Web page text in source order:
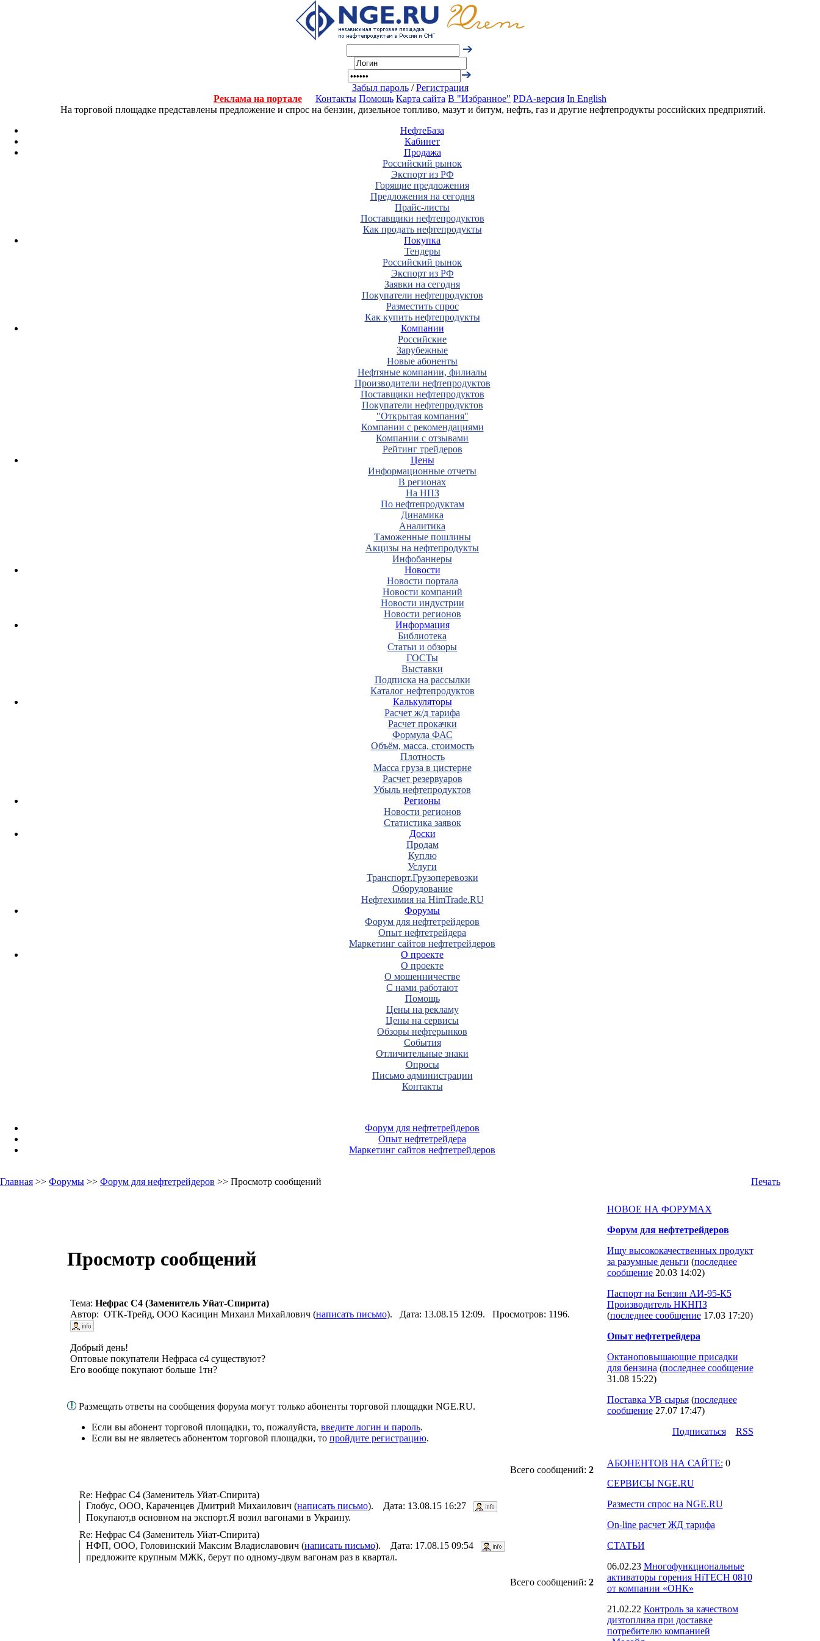
Забыл пароль/Регистрация
Реклама на портале
Контакты Помощь Карта сайта В "Избранное" PDA-версия In English
На торговой площадке представлены предложение и спрос на бензин, дизельное топливо, мазут и битум, нефть, газ и другие нефтепродукты российских предприятий.
НефтеБаза
Кабинет
Продажа
Российский рынок
Экспорт из РФ
Горящие предложения
Предложения на сегодня
Прайс-листы
Поставщики нефтепродуктов
Как продать нефтепродукты
Покупка
Тендеры
Российский рынок
Экспорт из РФ
Заявки на сегодня
Покупатели нефтепродуктов
Разместить спрос
Как купить нефтепродукты
Компании
Российские
Зарубежные
Новые абоненты
Нефтяные компании, филиалы
Производители нефтепродуктов
Поставщики нефтепродуктов
Покупатели нефтепродуктов
"Открытая компания"
Компании с рекомендациями
Компании с отзывами
Рейтинг трейдеров
Цены
Информационные отчеты
В регионах
На НПЗ
По нефтепродуктам
Динамика
Аналитика
Таможенные пошлины
Акцизы на нефтепродукты
Инфобаннеры
Новости
Новости портала
Новости компаний
Новости индустрии
Новости регионов
Информация
Библиотека
Статьи и обзоры
ГОСТы
Выставки
Подписка на рассылки
Каталог нефтепродуктов
Калькуляторы
Расчет ж/д тарифа
Расчет прокачки
Формула ФАС
Объём, масса, стоимость
Плотность
Масса груза в цистерне
Расчет резервуаров
Убыль нефтепродуктов
Регионы
Новости регионов
Статистика заявок
Доски
Продам
Куплю
Услуги
Транспорт.Грузоперевозки
Оборудование
Нефтехимия на HimTrade.RU
Форумы
Форум для нефтетрейдеров
Опыт нефтетрейдера
Маркетинг сайтов нефтетрейдеров
О проекте
О проекте
О мошенничестве
С нами работают
Помощь
Цены на рекламу
Цены на сервисы
Обзоры нефтерынков
События
Отличительные знаки
Опросы
Письмо администрации
Контакты
Форум для нефтетрейдеров
Опыт нефтетрейдера
Маркетинг сайтов нефтетрейдеров
Главная >> Форумы >> Форум для нефтетрейдеров >> Просмотр сообщений Печать
Просмотр сообщений
Тема: Нефрас С4 (Заменитель Уйат-Спирита)
Автор: ОТК-Трейд, ООО Касицин Михаил Михайлович (написать письмо). Дата: 13.08.15 12:09. Просмотров: 1196.
Добрый день!
Оптовые покупатели Нефраса с4 существуют?
Его вообще покупают больше 1тн?
Размещать ответы на сообщения форума могут только абоненты торговой площадки NGE.RU.
Если вы абонент торговой площадки, то, пожалуйста, введите логин и пароль.
Если вы не являетесь абонентом торговой площадки, то пройдите регистрацию.
Всего сообщений: 2
Re: Нефрас С4 (Заменитель Уйат-Спирита)
Глобус, ООО, Караченцев Дмитрий Михаилович (написать письмо). Дата: 13.08.15 16:27
Покупают,в основном на экспорт.Я возил вагонами в Украину.
Re: Нефрас С4 (Заменитель Уйат-Спирита)
НФП, ООО, Головинский Максим Владиславович (написать письмо). Дата: 17.08.15 09:54
предложите крупным МЖК, берут по одному-двум вагонам раз в квартал.
Всего сообщений: 2
НОВОЕ НА ФОРУМАХ
Форум для нефтетрейдеров
Ищу высококачественных продукт
за разумные деньги (последнее
сообщение 20.03 14:02)
Паспорт на Бензин АИ-95-К5
Производитель НКНПЗ
(последнее сообщение 17.03 17:20)
Опыт нефтетрейдера
Октаноповышающие присадки
для бензина (последнее сообщение
31.08 15:22)
Поставка УВ сырья(последнее
сообщение 27.07 17:47)
Подпиcаться
RSS
АБОНЕНТОВ НА САЙТЕ: 0
СЕРВИСЫ NGE.RU
Размести спрос на NGE.RU
On-line расчет ЖД тарифа
СТАТЬИ
06.02.23 Многофункциональные
активаторы горения HiTECH 0810
от компании «ОНК»
21.02.22 Контроль за качеством
дизтоплива при доставке
потребителю компанией